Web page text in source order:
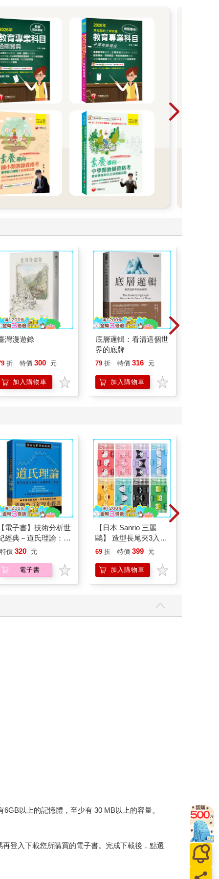
灣漫遊錄
折 特價 300 元
加入購物車
底層邏輯：看清這個世
界的底牌
79 折 特價 316 元
加入購物車
【電子書】技術分析世
經典－道氏理論：想
學技術分析的人必備的
特價 320 元
電子書
【日本 Sanrio 三麗
鷗】 造型長尾夾3入組
(8款可選) 凱蒂貓 Hello
企鵝
69 折 特價 399 元
加入購物車
以上的記憶體，至少有 30 MB以上的容量。
登入下載您所購買的電子書。完成下載後，點選